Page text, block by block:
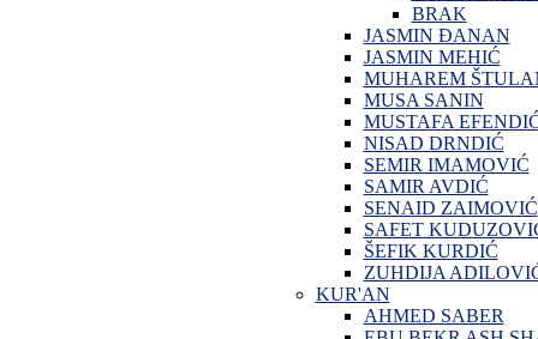
BRAK
JASMIN ĐANAN
JASMIN MEHIĆ
MUHAREM
MUSA SANIN
MUSTAFA
NISAD DRNDIĆ
SEMIR IMAMOVIĆ
SAMIR AVDIĆ
SENAID ZAIMOVIĆ
SAFET
ŠEFIK KURDIĆ
ZUHDIJA
KUR'AN
AHMED SABER